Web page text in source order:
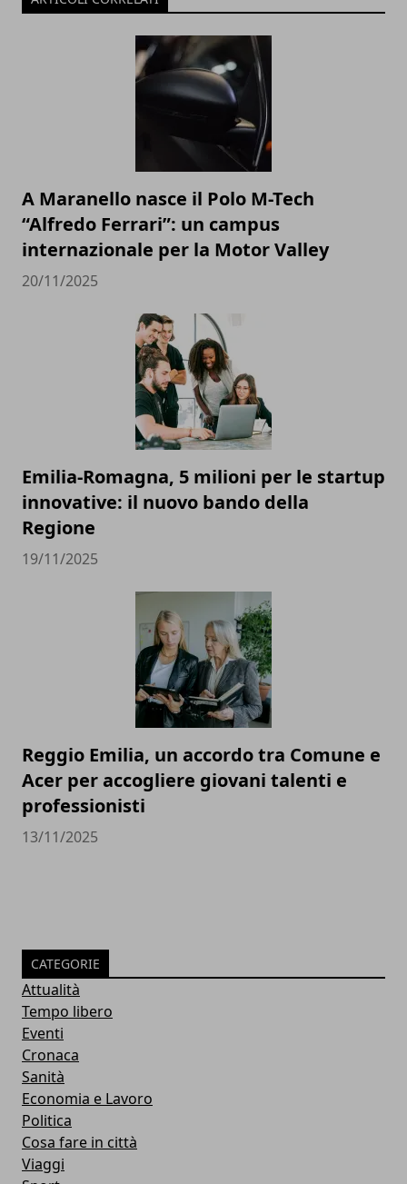
A Maranello nasce il Polo M-Tech
“Alfredo Ferrari”: un campus
internazionale per la Motor Valley
20/11/2025
Emilia-Romagna, 5 milioni per le startup
innovative: il nuovo bando della
Regione
19/11/2025
Reggio Emilia, un accordo tra Comune e
Acer per accogliere giovani talenti e
professionisti
13/11/2025
CATEGORIE
Attualità
Tempo libero
Eventi
Cronaca
Sanità
Economia e Lavoro
Politica
Cosa fare in città
Viaggi